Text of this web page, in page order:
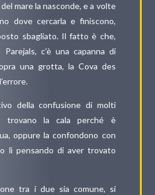
mare la nasconde, e a volte
dove cercarla e finiscono,
sbagliato. Il fatto è che,
c’è una capanna di
una grotta, la Cova des
della confusione di molti
la cala perché è
oppure la confondono con
lì pensando di aver trovato
tra i due sia comune, si